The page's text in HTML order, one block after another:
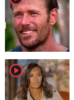
player2